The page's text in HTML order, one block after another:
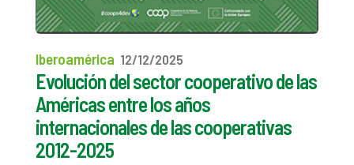
Iberoamérica 12/12/2025
Evolución del sector cooperativo de las
Américas entre los años
internacionales de las cooperativas
2012-2025